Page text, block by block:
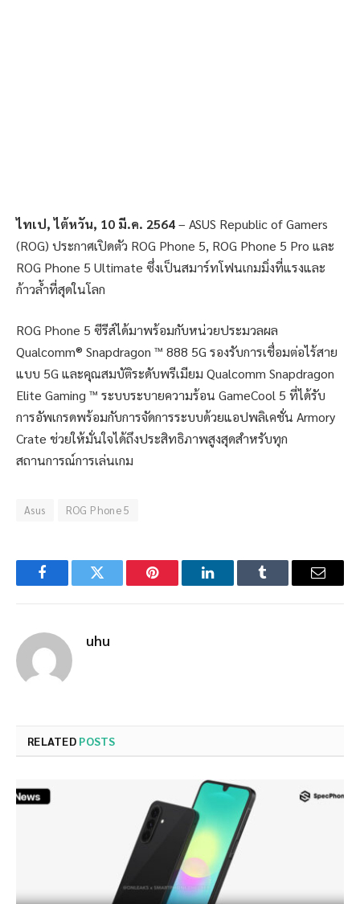
ไทเป, ไต้หวัน, 10 มี.ค. 2564– ASUS Republic of Gamers
(ROG) ประกาศเปิดตัว ROG Phone 5, ROG Phone 5 Pro และ
ROG Phone 5 Ultimate ซึ่งเป็นสมาร์ทโฟนเกมมิ่งที่แรงและ
ก้าวล้ำที่สุดในโลก
ROG Phone 5 ซีรีส์ได้มาพร้อมกับหน่วยประมวลผล
Qualcomm® Snapdragon ™ 888 5G รองรับการเชื่อมต่อไร้สาย
แบบ 5G และคุณสมบัติระดับพรีเมียม Qualcomm Snapdragon
Elite Gaming ™ ระบบระบายความร้อน GameCool 5 ที่ได้รับ
การอัพเกรดพร้อมกับการจัดการระบบด้วยแอปพลิเคชั่น Armory
Crate ช่วยให้มั่นใจได้ถึงประสิทธิภาพสูงสุดสำหรับทุก
สถานการณ์การเล่นเกม
Asus ROG Phone 5
FacebookTwitter Pinterest LinkedInTumblr Email
uhu
RELATED POSTS